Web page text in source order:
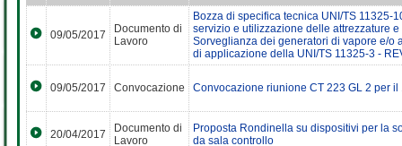
09/05/2017
Documento di
Lavoro
Bozza di specifica tecnica UNI/TS 11325-
servizio e utilizzazione delle attrezzature
Sorveglianza dei generatori di vapore e/o
di applicazione della UNI/TS 11325-3 -
09/05/2017 Convocazione Convocazione riunione CT 223 GL 2 per il
20/04/2017
Documento di
Lavoro
Proposta Rondinella su dispositivi per la
da sala controllo